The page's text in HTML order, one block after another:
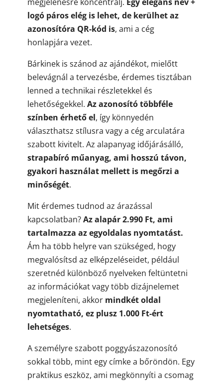
logó páros elég is lehet, de kerülhet az
azonosítóra QR-kód is, ami a cég
honlapjára vezet.
Bárkinek is szánod az ajándékot, mielőtt
belevágnál a tervezésbe, érdemes tisztában
lenned a technikai részletekkel és
lehetőségekkel. Az azonosító többféle
színben érhető el, így könnyedén
választhatsz stílusra vagy a cég arculatára
szabott kivitelt. Az alapanyag időjárásálló,
strapabíró műanyag, ami hosszú távon,
gyakori használat mellett is megőrzi a
minőségét.
Mit érdemes tudnod az árazással
kapcsolatban?Az alapár 2.990 Ft, ami
tartalmazza az egyoldalas nyomtatást.
Ám ha több helyre van szükséged, hogy
megvalósítsd az elképzeléseidet, például
szeretnéd különböző nyelveken feltüntetni
az információkat vagy több dizájnelemet
megjeleníteni, akkor mindkét oldal
nyomtatható, ez plusz 1.000 Ft-ért
lehetséges.
A személyre szabott poggyászazonosító
sokkal több, mint egy címke a bőröndön. Egy
praktikus eszköz, ami megkönnyíti a csomag